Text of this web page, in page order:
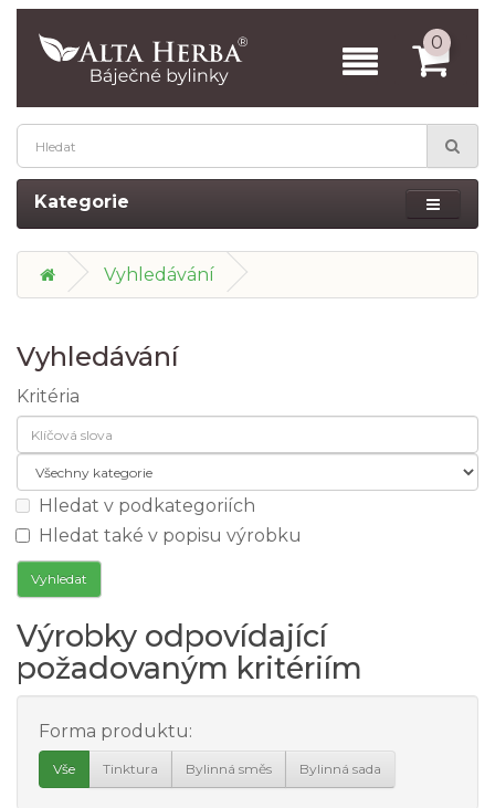
0
Kategorie
Vyhledávání
Vyhledávání
Kritéria
Hledat v podkategoriích
Hledat také v popisu výrobku
Výrobky odpovídající
požadovaným kritériím
Forma produktu:
Vše Tinktura Bylinná směs Bylinná sada